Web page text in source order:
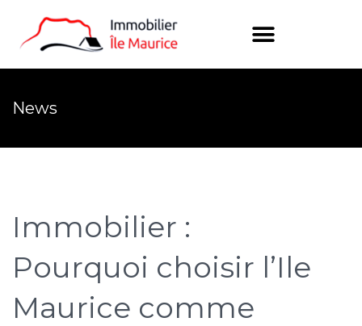
News
Immobilier :
Pourquoi choisir l’Ile
Maurice comme